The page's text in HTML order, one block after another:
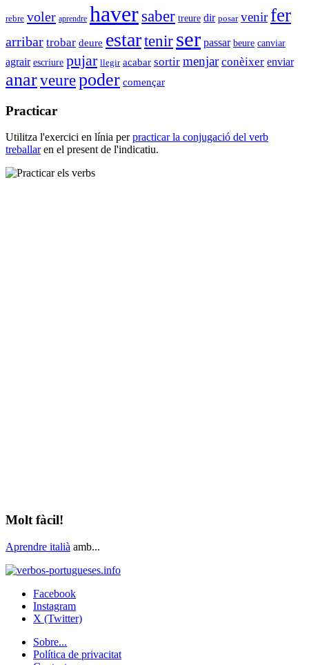
rebre voler aprendre haversaber treure dir posar venirfer
arribar trobar deure estartenirser passar beure canviar
agrair escriure pujar llegir acabar sortir menjar conèixer enviar
anarveurepoder començar
Practicar
Utilitza l'exercici en línia perpracticar la conjugació del verb
treballaren el present de l'indicatiu.
Molt fàcil!
Aprendre italià amb...
Facebook
Instagram
X (Twitter)
Sobre...
Política de privacitat